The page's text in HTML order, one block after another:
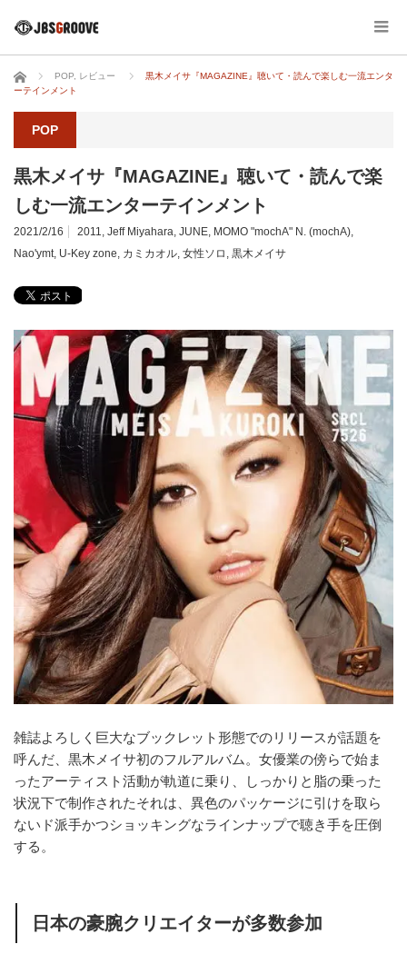
ホーム POP レビュー
黒木メイサ『MAGAZINE』聴いて・読んで楽しむ一流エンタ
ーテインメント
POP
黒木メイサ『MAGAZINE』聴いて・読んで楽
しむ一流エンターテインメント
2021/2/16 2011, Jeff Miyahara, JUNE, MOMO "mochA" N. (mochA),
Nao'ymt, U-Key zone, カミカオル, 女性ソロ , 黒木メイサ
雑誌よろしく巨大なブックレット形態でのリリースが話題を
呼んだ、黒木メイサ初のフルアルバム。女優業の傍らで始ま
ったアーティスト活動が軌道に乗り、しっかりと脂の乗った
状況下で制作されたそれは、異色のパッケージに引けを取ら
ないド派手かつショッキングなラインナップで聴き手を圧倒
する。
日本の豪腕クリエイターが多数参加